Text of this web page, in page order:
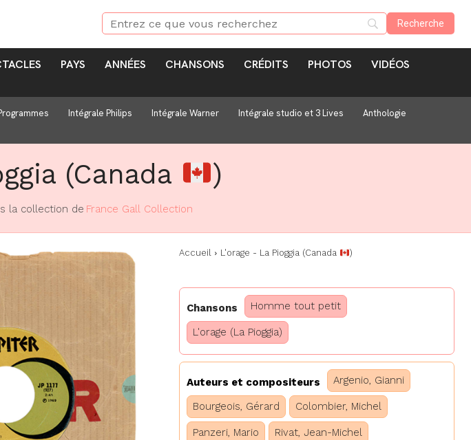
PAYS ANNÉES CHANSONS CRÉDITS PHOTOS
VIDÉOS
Intégrale Philips Intégrale Warner Intégrale studio et 3 Lives
Anthologie
(Canada )
la collection de France Gall Collection
Accueil L'orage - La Pioggia (Canada )
Chansons Homme tout petit
L'orage (La Pioggia)
Auteurs et compositeurs Argenio, Gianni
Bourgeois, Gérard Colombier, Michel
Panzeri, Mario Rivat, Jean-Michel